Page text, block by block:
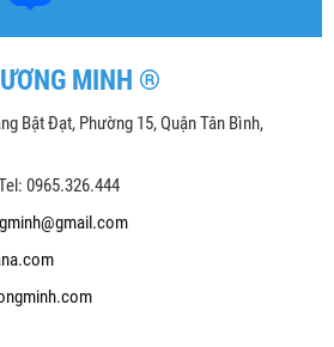
MINH ®
Bật Đạt, Phường 15, Quận Tân Bình,
0965.326.444